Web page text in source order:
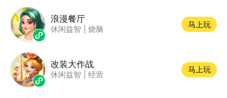
浪漫餐厅
休闲益智 烧脑
马上玩
改装大作战
休闲益智 经营
马上玩